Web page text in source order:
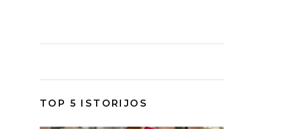
TOP 5 ISTORIJOS